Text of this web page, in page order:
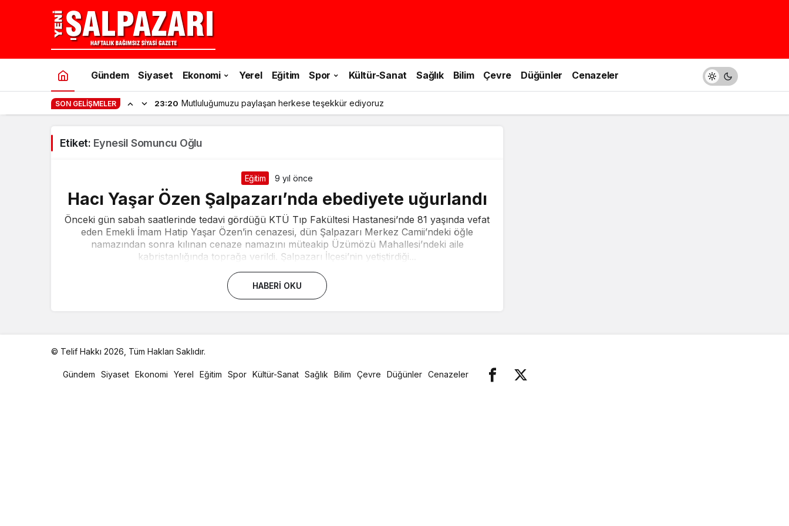
Gündem Siyaset Ekonomi Yerel Eğitim Spor Kültür-Sanat Sağlık Bilim Çevre Düğünler Cenazeler
SON GELIŞMELER 23:20 Mutluluğumuzu paylaşan herkese teşekkür ediyoruz
Etiket: Eynesil Somuncu Oğlu
Eğitim 9 yıl önce
Hacı Yaşar Özen Şalpazarı’nda ebediyete uğurlandı
Önceki gün sabah saatlerinde tedavi gördüğü KTÜ Tıp Fakültesi Hastanesi’nde 81 yaşında vefat
eden Emekli İmam Hatip Yaşar Özen’in cenazesi, dün Şalpazarı Merkez Camii’ndeki öğle
namazından sonra kılınan cenaze namazını müteakip Üzümözü Mahallesi’ndeki aile
kabristanlığında toprağa verildi. Şalpazarı İlçesi’nin yetiştirdiği...
HABERI OKU
© Telif Hakkı 2026, Tüm Hakları Saklıdır.
otoGündem Siyaset Ekonomi Yerel Eğitim Spor Kültür-Sanat Sağlık Bilim Çevre Düğünler Cenazeler